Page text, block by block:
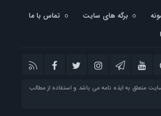
برگه های سایت
تماس با ما
متعلق به ایذه نامه می باشد و استفاده از مطالب